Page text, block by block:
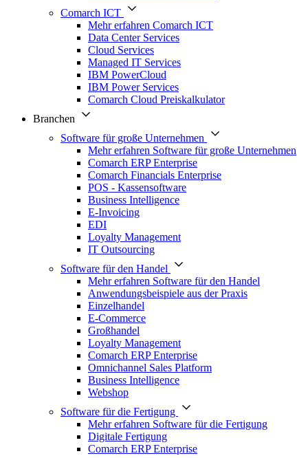
Comarch ICT
Mehr erfahren Comarch ICT
Data Center Services
Cloud Services
Managed IT Services
IBM PowerCloud
IBM Power Services
Comarch Cloud Preiskalkulator
Branchen
Software für große Unternehmen
Mehr erfahren Software für große Unternehmen
Comarch ERP Enterprise
Comarch Financials Enterprise
POS - Kassensoftware
Business Intelligence
E-Invoicing
EDI
Loyalty Management
IT Outsourcing
Software für den Handel
Mehr erfahren Software für den Handel
Anwendungsbeispiele aus der Praxis
Einzelhandel
E-Commerce
Großhandel
Loyalty Management
Comarch ERP Enterprise
Omnichannel Sales Platform
Business Intelligence
Webshop
Software für die Fertigung
Mehr erfahren Software für die Fertigung
Digitale Fertigung
Comarch ERP Enterprise